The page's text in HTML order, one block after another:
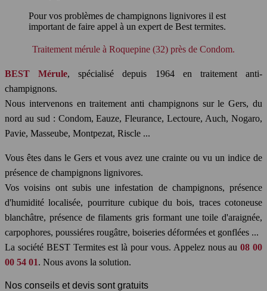
Pour vos problèmes de champignons lignivores il est
important de faire appel à un expert de Best termites.
Traitement mérule à Roquepine (32) près de Condom.
BEST Mérule, spécialisé depuis 1964 en traitement anti-
champignons.
Nous intervenons en traitement anti champignons sur le Gers, du
nord au sud : Condom, Eauze, Fleurance, Lectoure, Auch, Nogaro,
Pavie, Masseube, Montpezat, Riscle ...
Vous êtes dans le Gers et vous avez une crainte ou vu un indice de
présence de champignons lignivores.
Vos voisins ont subis une infestation de champignons, présence
d'humidité localisée, pourriture cubique du bois, traces cotoneuse
blanchâtre, présence de filaments gris formant une toile d'araignée,
carpophores, poussiéres rougâtre, boiseries déformées et gonflées ...
La société BEST Termites est là pour vous. Appelez nous au08 00
00 54 01. Nous avons la solution.
Nos conseils et devis sont gratuits